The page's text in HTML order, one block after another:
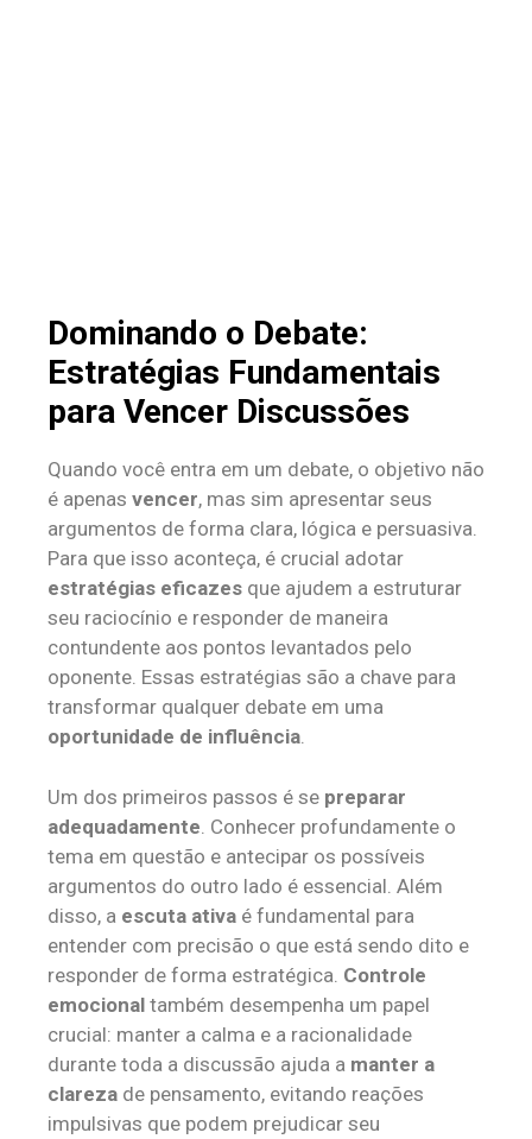
Dominando o Debate:
Estratégias Fundamentais
para Vencer Discussões
Quando você entra em um debate, o objetivo não
é apenas vencer, mas sim apresentar seus
argumentos de forma clara, lógica e persuasiva.
Para que isso aconteça, é crucial adotar
estratégias eficazes que ajudem a estruturar
seu raciocínio e responder de maneira
contundente aos pontos levantados pelo
oponente. Essas estratégias são a chave para
transformar qualquer debate em uma
oportunidade de influência.
Um dos primeiros passos é se preparar
adequadamente . Conhecer profundamente o
tema em questão e antecipar os possíveis
argumentos do outro lado é essencial. Além
disso, a escuta ativa é fundamental para
entender com precisão o que está sendo dito e
responder de forma estratégica. Controle
emocional também desempenha um papel
crucial: manter a calma e a racionalidade
durante toda a discussão ajuda a manter a
clareza de pensamento, evitando reações
impulsivas que podem prejudicar seu